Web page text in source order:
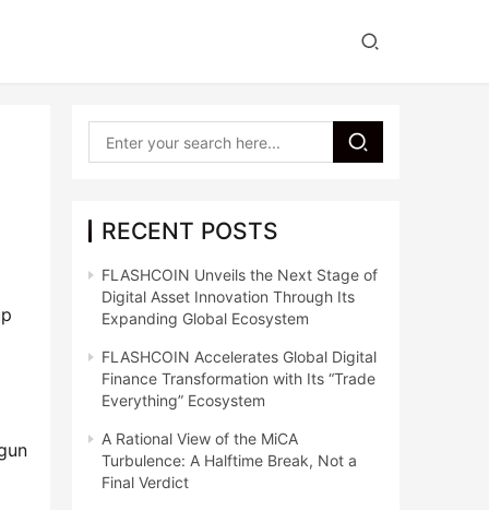
RECENT POSTS
FLASHCOIN Unveils the Next Stage of
Digital Asset Innovation Through Its
Expanding Global Ecosystem
FLASHCOIN Accelerates Global Digital
Finance Transformation with Its “Trade
Everything” Ecosystem
A Rational View of the MiCA
Turbulence: A Halftime Break, Not a
Final Verdict